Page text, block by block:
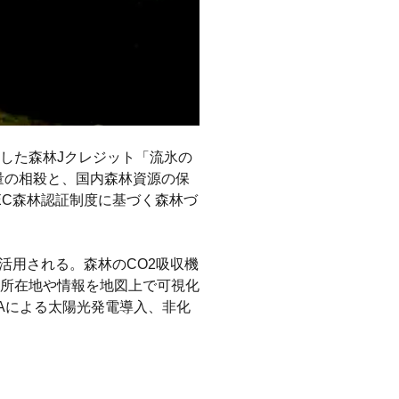
た森林Jクレジット「流氷の
相殺と、国内森林資源の保
森林認証制度に基づく森林づ
用される。森林のCO2吸収機
在地や情報を地図上で可視化
よる太陽光発電導入、非化